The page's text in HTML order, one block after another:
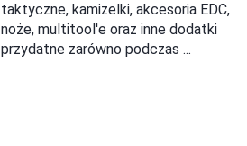
taktyczne, kamizelki, akcesoria EDC,
noże, multitool'e oraz inne dodatki
przydatne zarówno podczas ...